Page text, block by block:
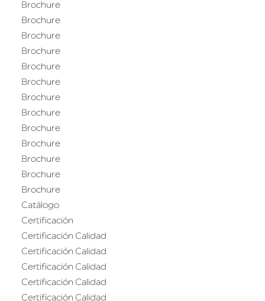
Brochure
Brochure
Brochure
Brochure
Brochure
Brochure
Brochure
Brochure
Brochure
Brochure
Brochure
Brochure
Brochure
Catálogo
Certificación
Certificación Calidad
Certificación Calidad
Certificación Calidad
Certificación Calidad
Certificación Calidad